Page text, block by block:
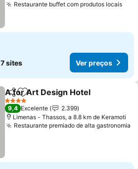
Restaurante buffet com produtos locais
7 sites Ver preços
PartilharAdicionar aos favoritos
A for Art Design Hotel
4 Estrelas
9,4 Excelente
2.399
Limenas - Thassos, a 8.8 km de Keramoti
Restaurante premiado de alta gastronomia